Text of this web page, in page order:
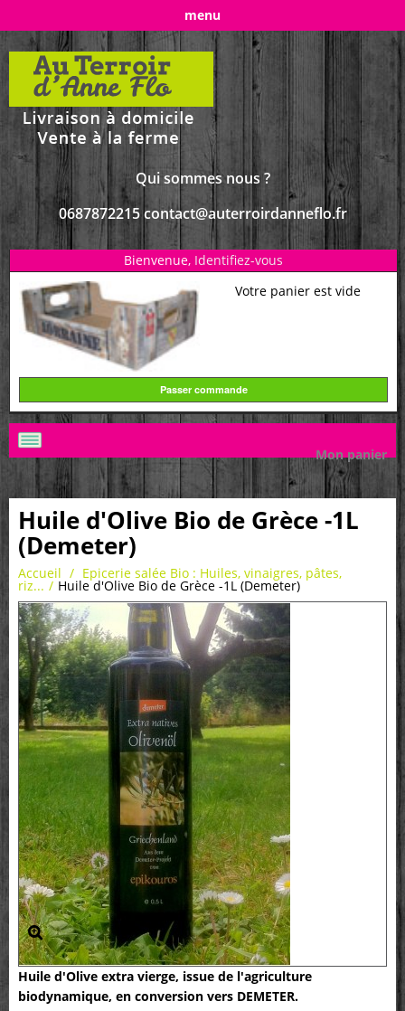
menu
Qui sommes nous ?
0687872215 contact@auterroirdanneflo.fr
Bienvenue, Identifiez-vous
Votre panier est vide
Passer commande
Mon panier
Huile d'Olive Bio de Grèce -1L
(Demeter)
Accueil / Epicerie salée Bio : Huiles, vinaigres, pâtes,
riz... / Huile d'Olive Bio de Grèce -1L (Demeter)
Huile d'Olive extra vierge, issue de l'agriculture
biodynamique, en conversion vers DEMETER.